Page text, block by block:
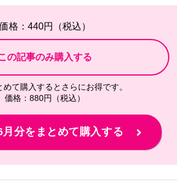
格：440円（税込）
めて購入するとさらにお得です。
価格：880円（税込）
分をまとめて購入する